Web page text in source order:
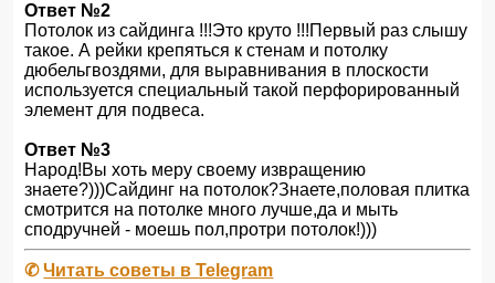
Ответ №2
Потолок из сайдинга !!!Это круто !!!Первый раз слышу
такое. А рейки крепяться к стенам и потолку
дюбельгвоздями, для выравнивания в плоскости
используется специальный такой перфорированный
элемент для подвеса.
Ответ №3
Народ!Вы хоть меру своему извращению
знаете?)))Сайдинг на потолок?Знаете,половая плитка
смотрится на потолке много лучше,да и мыть
сподручней - моешь пол,протри потолок!)))
✆Читать советы в Telegram